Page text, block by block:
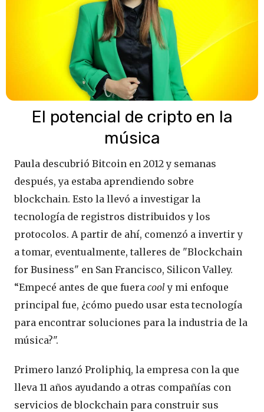
El potencial de cripto en la
música
Paula descubrió Bitcoin en 2012 y semanas
después, ya estaba aprendiendo sobre
blockchain. Esto la llevó a investigar la
tecnología de registros distribuidos y los
protocolos. A partir de ahí, comenzó a invertir y
a tomar, eventualmente, talleres de "Blockchain
for Business" en San Francisco, Silicon Valley.
“Empecé antes de que fuera cool y mi enfoque
principal fue, ¿cómo puedo usar esta tecnología
para encontrar soluciones para la industria de la
música?".
Primero lanzó Proliphiq, la empresa con la que
lleva 11 años ayudando a otras compañías con
servicios de blockchain para construir sus